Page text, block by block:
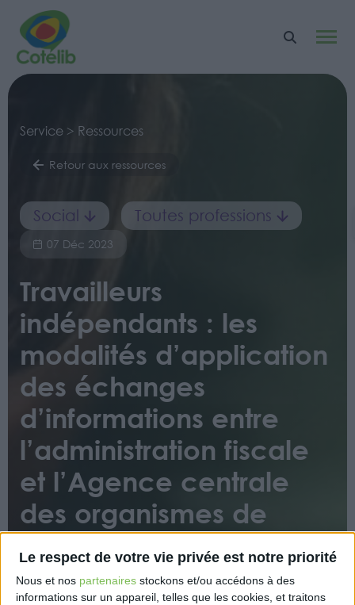
Le respect de votre vie privée est notre priorité
Nous et nos partenaires stockons et/ou accédons à des
informations sur un appareil, telles que les cookies, et traitons
Service > Ressources
Retour aux ressources
Social Toutes professions
07 Déc 2023
Travailleurs
indépendants : les
modalités d’application
des échanges
d’informations entre
l’administration fiscale
et l’Agence centrale
des organismes de
Sécurité sociale sont
précisées